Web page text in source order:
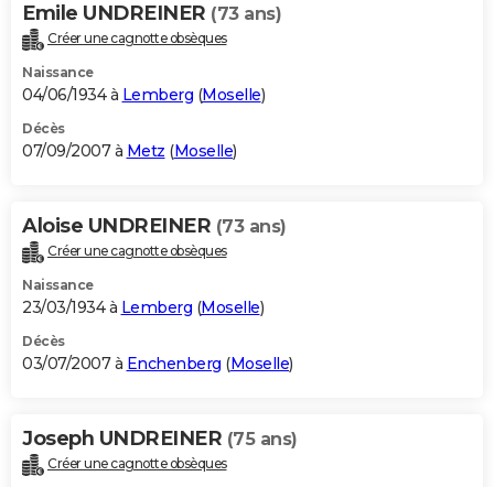
Emile UNDREINER (73 ans)
Créer une cagnotte obsèques
Naissance
04/06/1934 à Lemberg (Moselle)
Décès
07/09/2007 à Metz (Moselle)
Aloise UNDREINER (73 ans)
Créer une cagnotte obsèques
Naissance
23/03/1934 à Lemberg (Moselle)
Décès
03/07/2007 à Enchenberg (Moselle)
Joseph UNDREINER (75 ans)
Créer une cagnotte obsèques